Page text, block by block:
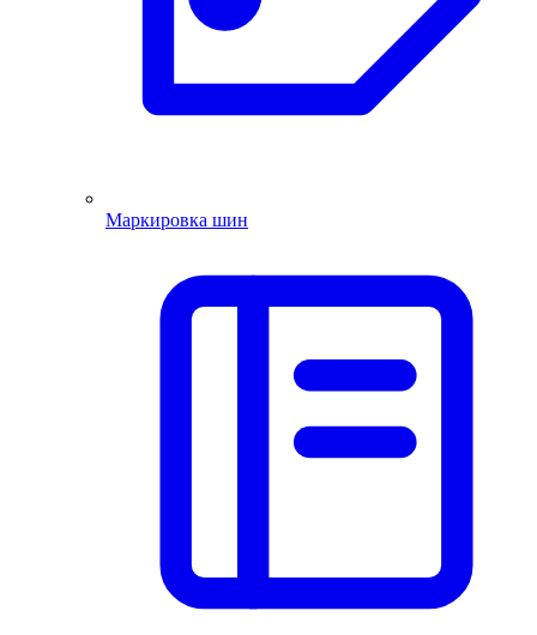
Маркировка шин